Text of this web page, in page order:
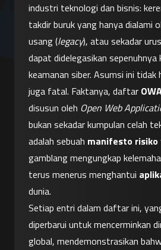
industri teknologi dan bisnis:
takdir buruk yang hanya dialami
usang (legacy), atau sekadar
dapat didelegasikan sepenuhnya
keamanan siber. Asumsi ini
juga fatal. Faktanya, daftar
disusun oleh Open Web
bukan sekadar kumpulan celah
adalah sebuah manifesto risiko
gamblang mengungkap
terus menerus menghantui
dunia.
Setiap entri dalam daftar ini,
diperbarui untuk mencerminkan
global, mendemonstrasikan